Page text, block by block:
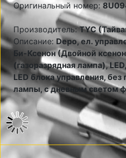
Оригинальный номер:
Производитель:TYC
Описание:Depo, ел.
Би-Ксенон (Двойной
(газоразрядная лампа),
LED блока управления, без
лампы, с дневным светом